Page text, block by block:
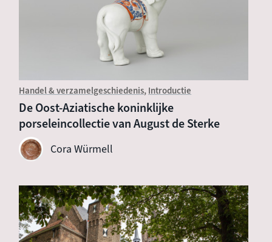
Handel & verzamelgeschiedenis Introductie
De Oost-Aziatische koninklijke
porseleincollectie van August de Sterke
Cora Würmell